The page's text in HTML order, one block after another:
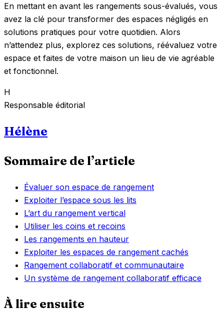
En mettant en avant les rangements sous-évalués, vous
avez la clé pour transformer des espaces négligés en
solutions pratiques pour votre quotidien. Alors
n’attendez plus, explorez ces solutions, réévaluez votre
espace et faites de votre maison un lieu de vie agréable
et fonctionnel.
H
Responsable éditorial
Hélène
Sommaire de l’article
Évaluer son espace de rangement
Exploiter l’espace sous les lits
L’art du rangement vertical
Utiliser les coins et recoins
Les rangements en hauteur
Exploiter les espaces de rangement cachés
Rangement collaboratif et communautaire
Un système de rangement collaboratif efficace
À lire ensuite